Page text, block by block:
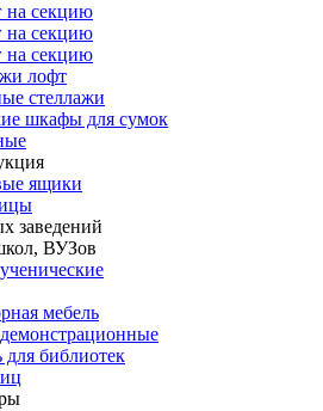
на секцию
на секцию
на секцию
лофт
стеллажи
шкафы для сумок
ящики
заведений
ВУЗов
мебель
библиотек